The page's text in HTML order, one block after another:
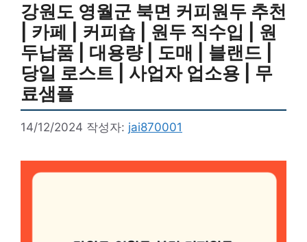
강원도 영월군 북면 커피원두 추천
| 카페 | 커피숍 | 원두 직수입 | 원
두납품 | 대용량 | 도매 | 블랜드 |
당일 로스트 | 사업자 업소용 | 무
료샘플
14/12/2024 작성자: jai870001